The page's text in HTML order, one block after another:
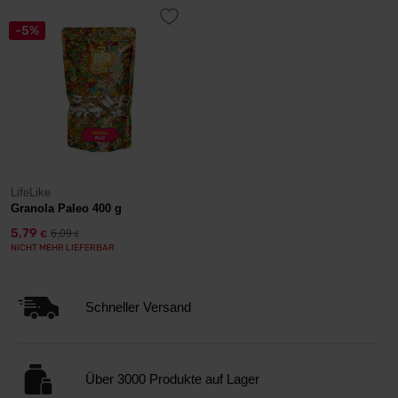
-5%
LifeLike
Granola Paleo 400 g
5,79 € 6,09€
NICHT MEHR LIEFERBAR
Schneller Versand
Über 3000 Produkte auf Lager